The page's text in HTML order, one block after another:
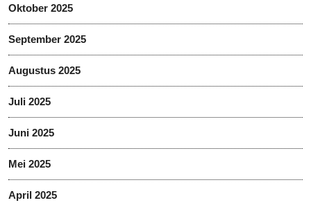
Oktober 2025
September 2025
Augustus 2025
Juli 2025
Juni 2025
Mei 2025
April 2025